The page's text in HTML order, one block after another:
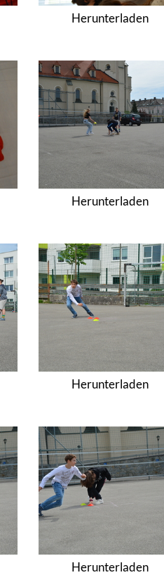
Herunterladen
Herunterladen
Herunterladen
Herunterladen